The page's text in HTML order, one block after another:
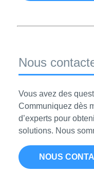
Nous
Vous avez des
Communiquez dès
d’experts pour
solutions. Nous
NOUS